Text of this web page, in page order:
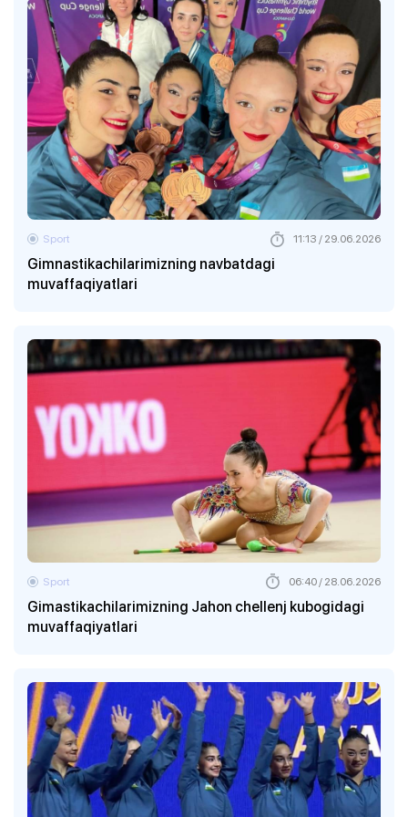
Gimnastikachilarimizning navbatdagi
muvaffaqiyatlari
Sport 11:13 / 29.06.2026
Gimastikachilarimizning Jahon chellenj kubogidagi
muvaffaqiyatlari
Sport 06:40 / 28.06.2026